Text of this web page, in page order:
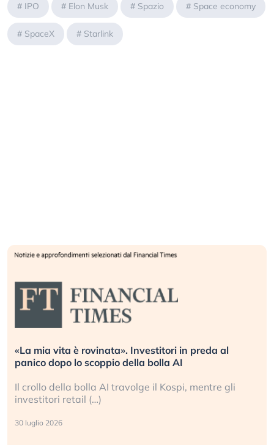
# IPO # Elon Musk # Spazio # Space economy
# SpaceX # Starlink
«La mia vita è rovinata». Investitori in preda al
panico dopo lo scoppio della bolla AI
Il crollo della bolla AI travolge il Kospi, mentre gli
investitori retail (…)
30 luglio 2026